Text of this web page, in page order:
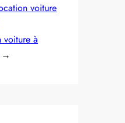
voiture
voiture à
→